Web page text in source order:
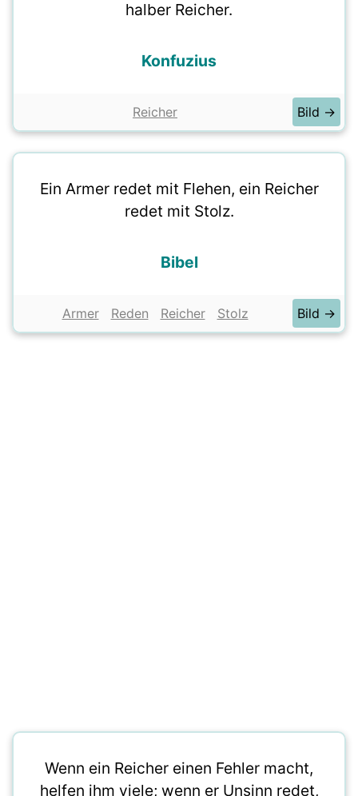
halber Reicher.
Konfuzius
Reicher Bild →
Ein Armer redet mit Flehen, ein Reicher
redet mit Stolz.
Bibel
Armer Reden Reicher Stolz Bild →
Wenn ein Reicher einen Fehler macht,
helfen ihm viele; wenn er Unsinn redet,